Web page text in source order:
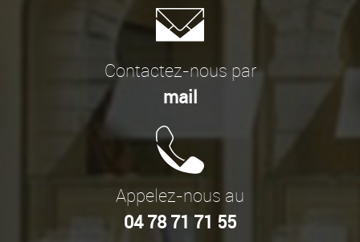
Contactez-nous par
mail
Appelez-nous au
04 78 71 71 55